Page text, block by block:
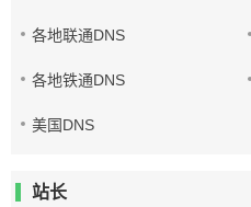
各地联通DNS
各地铁通DNS
美国DNS
站长